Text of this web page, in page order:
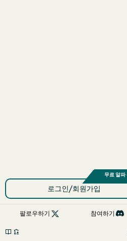
로그인/회원가입
팔로우하기  참여하기
 